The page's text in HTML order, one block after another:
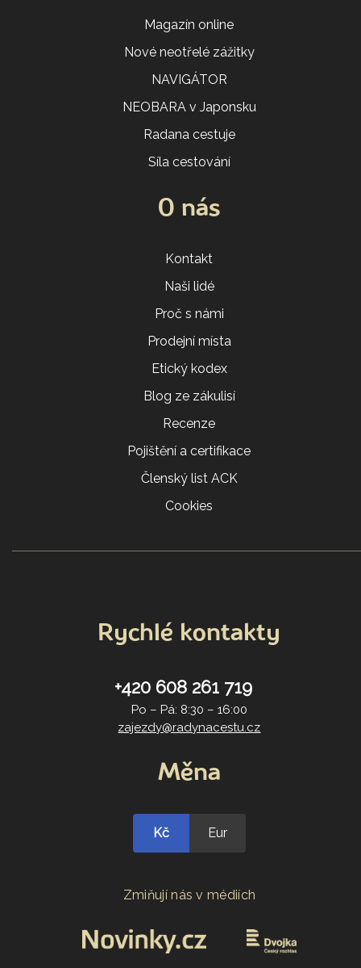
Magazín online
Nové neotřelé zážitky
NAVIGÁTOR
NEOBARA v Japonsku
Radana cestuje
Síla cestování
O nás
Kontakt
Naši lidé
Proč s námi
Prodejní místa
Etický kodex
Blog ze zákulisí
Recenze
Pojištění a certifikace
Členský list ACK
Cookies
Rychlé kontakty
+420 608 261 719
Po – Pá: 8:30 – 16:00
zajezdy@radynacestu.cz
Měna
Kč Eur
Zmiňují nás v médiích